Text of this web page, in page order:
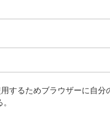
するためブラウザーに自分